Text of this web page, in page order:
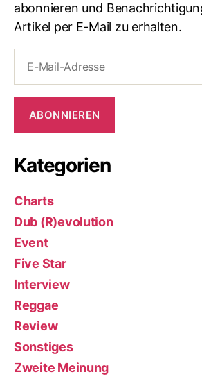
abonnieren und
Artikel per E-Mail zu erhalten.
Mail-
ABONNIEREN
Kategorien
Charts
Dub (R)evolution
Event
Five Star
Interview
Reggae
Review
Sonstiges
Zweite Meinung